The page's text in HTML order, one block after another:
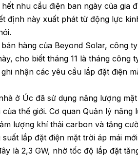
nhu cầu điện ban ngày của gia
định này xuất phát từ động lực
hàng của Beyond Solar, công
cho biết tháng 11 là tháng công
nhận các yêu cầu lắp đặt điện
ở Úc đã sử dụng năng lượng
thế giới. Cơ quan Quản lý
lượng khí thải carbon và tăng
lắp đặt điện mặt trời áp mái
là 2,3 GW, nhờ tốc độ lắp đặt